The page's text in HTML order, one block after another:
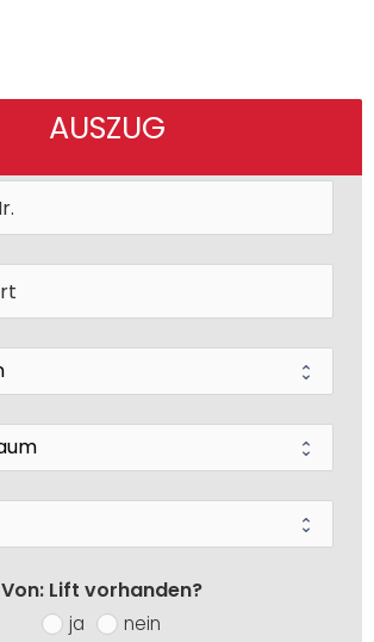
AUSZUG
Von: Lift vorhanden?
ja nein